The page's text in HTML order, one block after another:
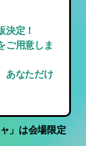
決定！
ご用意しま
あなただけ
」は会場限定